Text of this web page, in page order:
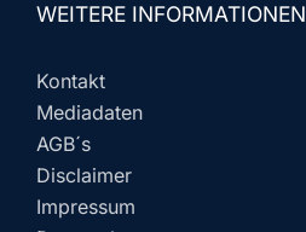
WEITERE INFORMATIONEN
Kontakt
Mediadaten
AGB´s
Disclaimer
Impressum